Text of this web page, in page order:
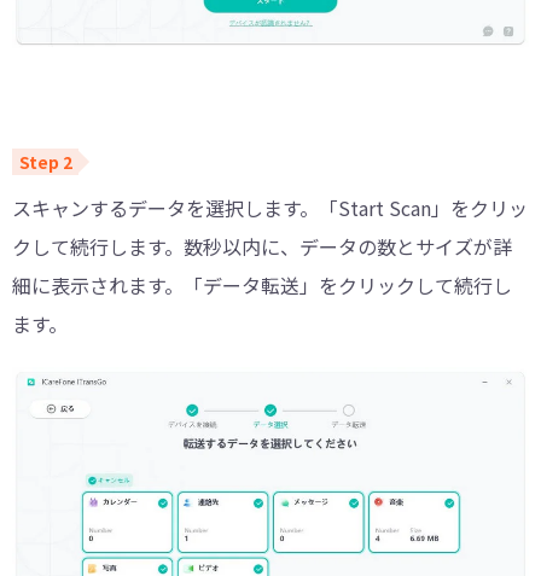
スキャンするデータを選択します。「Start Scan」をクリッ
クして続行します。数秒以内に、データの数とサイズが詳
細に表示されます。「データ転送」をクリックして続行し
ます。